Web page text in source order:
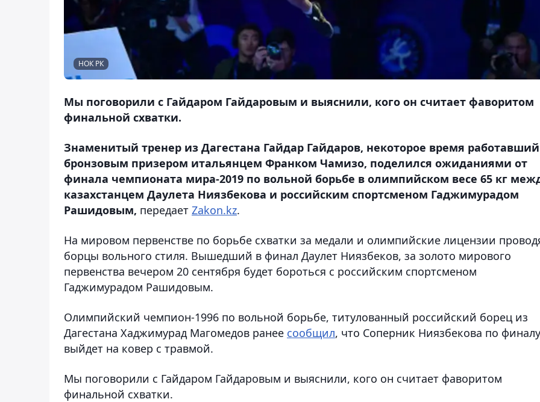
НОК РК
Мы поговорили с Гайдаром Гайдаровым и выяснили, кого он считает фаворитом
финальной схватки.
Знаменитый тренер из Дагестана Гайдар Гайдаров, некоторое время
бронзовым призером итальянцем Франком Чамизо, поделился ожиданиями от
финала чемпионата мира-2019 по вольной борьбе в олимпийском весе 65 кг
казахстанцем Даулета Ниязбекова и российским спортсменом Гаджимурадом
Рашидовым, передает Zakon.kz.
На мировом первенстве по борьбе схватки за медали и олимпийские лицензии
борцы вольного стиля. Вышедший в финал Даулет Ниязбеков, за золото мирового
первенства вечером 20 сентября будет бороться с российским спортсменом
Гаджимурадом Рашидовым.
Олимпийский чемпион-1996 по вольной борьбе, титулованный российский борец из
Дагестана Хаджимурад Магомедов ранее сообщил, что Соперник Ниязбекова по финалу
выйдет на ковер с травмой.
Мы поговорили с Гайдаром Гайдаровым и выяснили, кого он считает фаворитом
финальной схватки.